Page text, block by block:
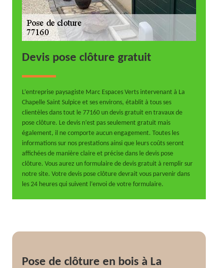
Devis pose clôture gratuit
L’entreprise paysagiste Marc Espaces Verts intervenant à La
Chapelle Saint Sulpice et ses environs, établit à tous ses
clientèles dans tout le 77160 un devis gratuit en travaux de
pose clôture. Le devis n’est pas seulement gratuit mais
également, il ne comporte aucun engagement. Toutes les
informations sur nos prestations ainsi que leurs coûts seront
affichées de manière claire et précise dans le devis pose
clôture. Vous aurez un formulaire de devis gratuit à remplir sur
notre site. Votre devis pose clôture devrait vous parvenir dans
les 24 heures qui suivent l’envoi de votre formulaire.
Pose de clôture en bois à La